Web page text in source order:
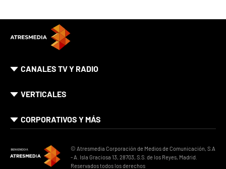
CANALES TV Y RADIO
VERTICALES
CORPORATIVOS Y MÁS
© Atresmedia Corporación de Medios de Comunicación, S.A
- A. Isla Graciosa 13, 28703, S.S. de los Reyes, Madrid.
Reservados todos los derechos